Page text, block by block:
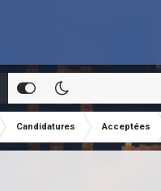
Candidatures Acceptées